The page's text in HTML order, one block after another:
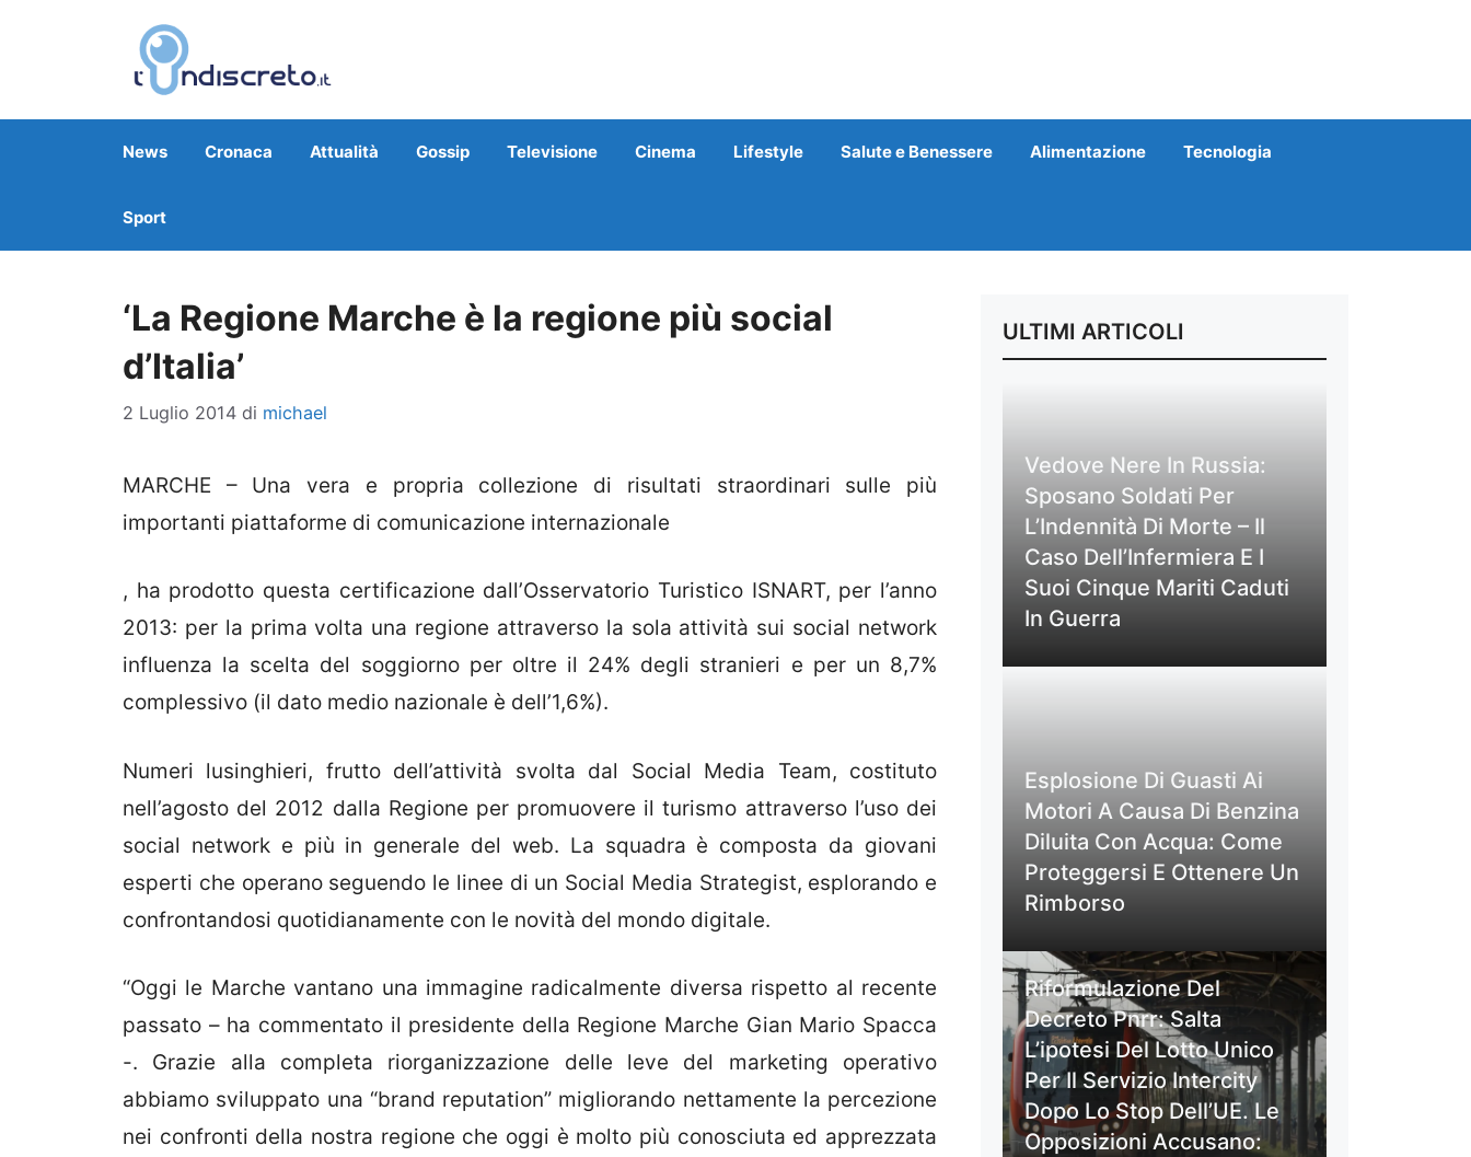
News Cronaca Attualità Gossip Televisione Cinema Lifestyle Salute e Benessere Alimentazione Tecnologia
Sport
‘La Regione Marche è la regione più social
d’Italia’
2 Luglio 2014 di michael
MARCHE – Una vera e propria collezione di risultati straordinari sulle più
importanti piattaforme di comunicazione internazionale
, ha prodotto questa certificazione dall’Osservatorio Turistico ISNART, per l’anno
2013: per la prima volta una regione attraverso la sola attività sui social network
influenza la scelta del soggiorno per oltre il 24% degli stranieri e per un 8,7%
complessivo (il dato medio nazionale è dell’1,6%).
Numeri lusinghieri, frutto dell’attività svolta dal Social Media Team, costituto
nell’agosto del 2012 dalla Regione per promuovere il turismo attraverso l’uso dei
social network e più in generale del web. La squadra è composta da giovani
esperti che operano seguendo le linee di un Social Media Strategist, esplorando e
confrontandosi quotidianamente con le novità del mondo digitale.
“Oggi le Marche vantano una immagine radicalmente diversa rispetto al recente
passato – ha commentato il presidente della Regione Marche Gian Mario Spacca
-. Grazie alla completa riorganizzazione delle leve del marketing operativo
abbiamo sviluppato una “brand reputation” migliorando nettamente la percezione
nei confronti della nostra regione che oggi è molto più conosciuta ed apprezzata
ULTIMI ARTICOLI
Vedove Nere In Russia:
Sposano Soldati Per
L’Indennità Di Morte – Il
Caso Dell’Infermiera E I
Suoi Cinque Mariti Caduti
In Guerra
Esplosione Di Guasti Ai
Motori A Causa Di Benzina
Diluita Con Acqua: Come
Proteggersi E Ottenere Un
Rimborso
Riformulazione Del
Decreto Pnrr: Salta
L’ipotesi Del Lotto Unico
Per Il Servizio Intercity
Dopo Lo Stop Dell’UE. Le
Opposizioni Accusano: